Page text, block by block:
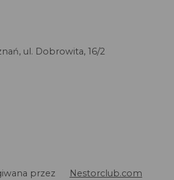
ul. Dobrowita, 16/2
przez
Nestorclub.com